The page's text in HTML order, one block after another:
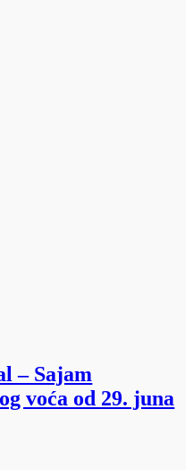
– Sajam
voća od 29. juna